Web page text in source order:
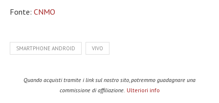
Fonte: CNMO
SMARTPHONE ANDROID VIVO
Quando acquisti tramite i link sul nostro sito, potremmo guadagnare una
commissione di affiliazione. Ulteriori info